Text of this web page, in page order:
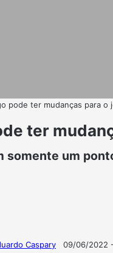
pode ter mudanças para
ter
somente um
Caspary 09/06/2022